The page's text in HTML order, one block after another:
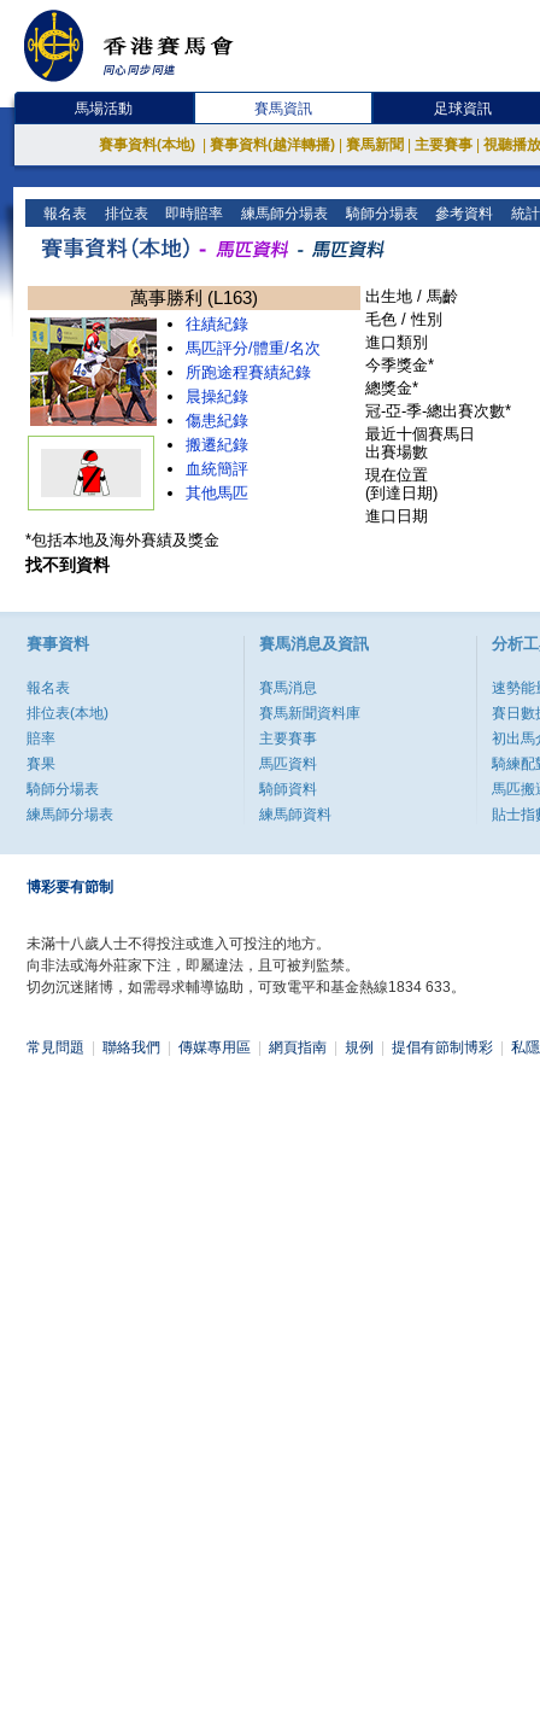
馬場活動 賽馬資訊 足球資訊
賽事資料(本地) 賽事資料(越洋轉播) 賽馬新聞 主要賽事 視聽播
報名表 排位表 即時賠率 練馬師分場表 騎師分場表 參考資料 統
萬事勝利 (L163)
往績紀錄
馬匹評分/體重/名次
所跑途程賽績紀錄
晨操紀錄
傷患紀錄
搬遷紀錄
血統簡評
其他馬匹
出生地 / 馬齡
毛色 / 性別
進口類別
今季獎金*
總獎金*
冠-亞-季-總出賽次數*
最近十個賽馬日
出賽場數
現在位置
(到達日期)
進口日期
*包括本地及海外賽績及獎金
找不到資料
賽事資料
報名表
排位表(本地)
賠率
賽果
騎師分場表
練馬師分場表
賽馬消息及資訊
賽馬消息
賽馬新聞資料庫
主要賽事
馬匹資料
騎師資料
練馬師資料
分析
速勢能
賽日數
初出馬
騎練配
馬匹搬
貼士指
博彩要有節制
未滿十八歲人士不得投注或進入可投注的地方。
向非法或海外莊家下注，即屬違法，且可被判監禁。
切勿沉迷賭博，如需尋求輔導協助，可致電平和基金熱線1834 633。
常見問題 聯絡我們 傳媒專用區 網頁指南 規例 提倡有節制博彩 私